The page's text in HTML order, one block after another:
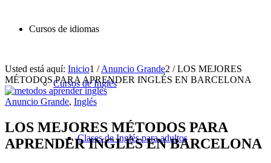
Cursos de idiomas
Cursos de Inglés
Clases de Inglés para adultos
Usted está aquí: Inicio1 / Anuncio Grande2 / LOS MEJORES
MÉTODOS PARA APRENDER INGLÉS EN BARCELONA
Anuncio Grande, Inglés
LOS MEJORES MÉTODOS PARA
APRENDER INGLÉS EN BARCELONA